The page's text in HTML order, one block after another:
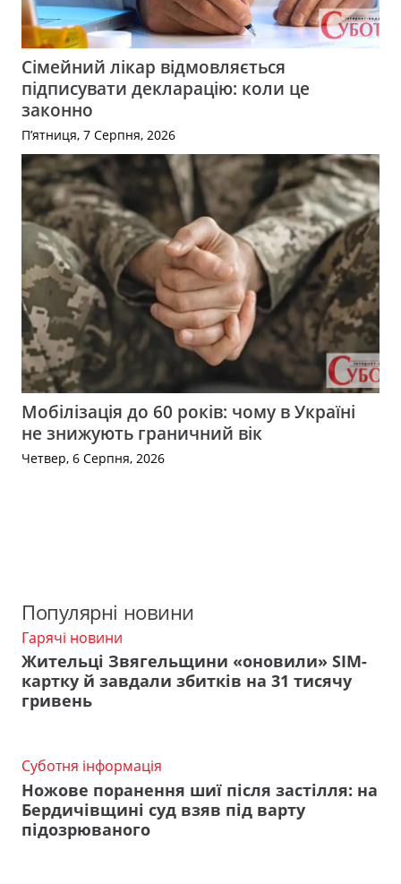
Сімейний лікар відмовляється
підписувати декларацію: коли це
законно
П’ятниця, 7 Серпня, 2026
Мобілізація до 60 років: чому в Україні
не знижують граничний вік
Четвер, 6 Серпня, 2026
Популярні новини
Гарячі новини
Жительці Звягельщини «оновили» SIM-
картку й завдали збитків на 31 тисячу
гривень
Суботня інформація
Ножове поранення шиї після застілля: на
Бердичівщині суд взяв під варту
підозрюваного